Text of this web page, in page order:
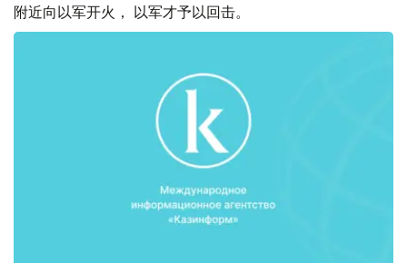
附近向以军开火， 以军才予以回击。